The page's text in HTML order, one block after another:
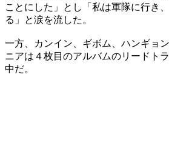
ことにした」とし「私は軍隊に行き
る」と涙を流した。
一方、カンイン、ギボム、ハンギョ
ニアは４枚目のアルバムのリードト
中だ。